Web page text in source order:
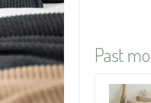
Past